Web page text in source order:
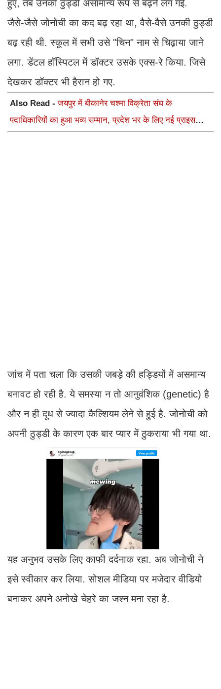
हुए, तब उनकी ठुड्डी असामान्य रूप से बढ़ने लग गई.
जैसे-जैसे जोनोची का कद बढ़ रहा था, वैसे-वैसे उनकी ठुड्डी
बढ़ रही थी. स्कूल में सभी उसे "चिन" नाम से चिढ़ाया जाने
लगा. डेंटल हॉस्पिटल में डॉक्टर उसके एक्स-रे किया. जिसे
देखकर डॉक्टर भी हैरान हो गए.
Also Read -जयपुर में बीकानेर चश्मा विक्रेता संघ के
पदाधिकारियों का हुआ भव्य सम्मान, प्रदेश भर के लिए नई प्राइस
जांच में पता चला कि उसकी जबड़े की हड्डियों में असमान्य
बनावट हो रही है. ये समस्या न तो आनुवंशिक (genetic) है
और न ही दूध से ज्यादा कैल्शियम लेने से हुई है. जोनोची को
अपनी ठुड्डी के कारण एक बार प्यार में ठुकराया भी गया था.
यह अनुभव उसके लिए काफी दर्दनाक रहा. अब जोनोची ने
इसे स्वीकार कर लिया. सोशल मीडिया पर मजेदार वीडियो
बनाकर अपने अनोखे चेहरे का जश्न मना रहा है.